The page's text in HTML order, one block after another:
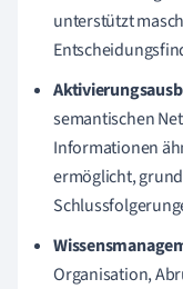
unterstützt
semantischen
Informationen
ermöglicht,
Organisation,